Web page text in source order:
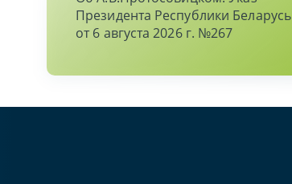
Президента Республики Беларусь
от 6 августа 2026 г. №267